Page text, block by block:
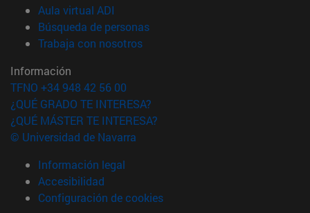
Aula virtual ADI
Búsqueda de personas(abre en nueva ventana)
Trabaja con nosotros(abre en nueva ventana)
Información
TFNO +34 948 42 56 00
¿QUÉ GRADO TE INTERESA?
¿QUÉ MÁSTER TE INTERESA?
© Universidad de Navarra
Información legal
Accesibilidad
Configuración de cookies